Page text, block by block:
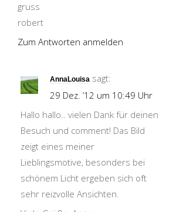
gruss
robert
Zum Antworten anmelden
AnnaLouisa sagt:
29 Dez. ’12 um 10:49 Uhr
Hallo hallo.. vielen Dank für deinen
Besuch und comment! Das Bild
zeigt eines meiner
Lieblingsmotive, besonders bei
schönem Licht ergeben sich oft
sehr reizvolle Ansichten.